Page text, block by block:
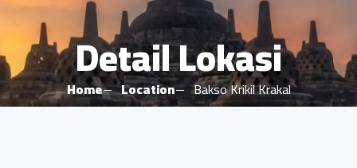
Detail Lokasi
Home Location Bakso Krikil Krakal